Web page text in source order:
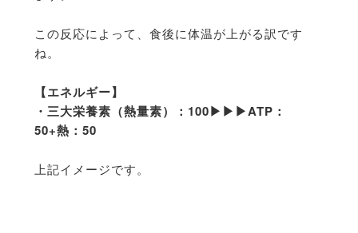
この反応によって、食後に体温が上がる訳です
ね。
【エネルギー】
・三大栄養素（熱量素）：100▶︎▶︎▶︎ATP：
50+熱：50
上記イメージです。